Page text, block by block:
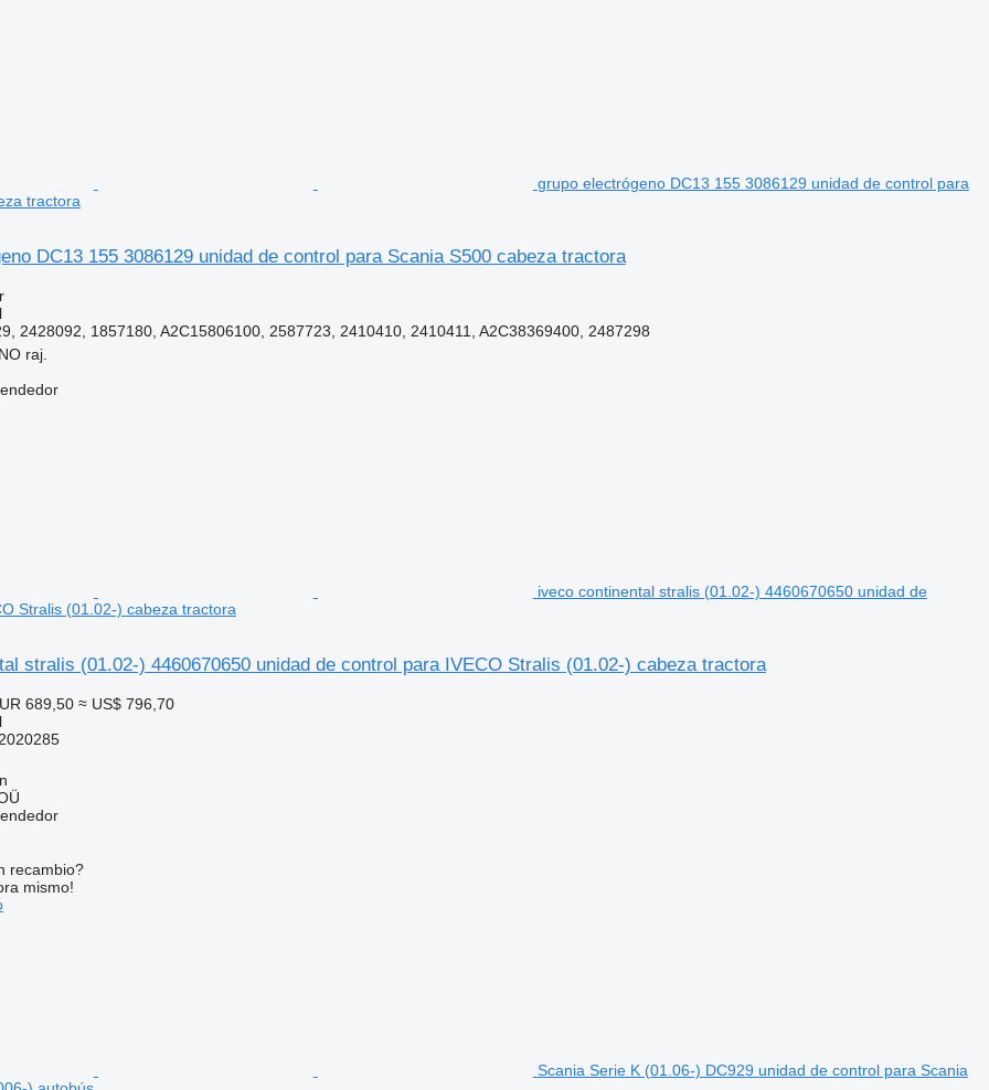
grupo electrógeno DC13 155 3086129 unidad de control para
tractora
DC13 155 3086129 unidad de control para Scania S500 cabeza tractora
2428092, 1857180, A2C15806100, 2587723, 2410410, 2410411, A2C38369400, 2487298
raj.
iveco continental stralis (01.02-) 4460670650 unidad de
Stralis (01.02-) cabeza tractora
stralis (01.02-) 4460670650 unidad de control para IVECO Stralis (01.02-) cabeza tractora
689,50 ≈ US$ 796,70
recambio?
mismo!
Scania Serie K (01.06-) DC929 unidad de control para Scania